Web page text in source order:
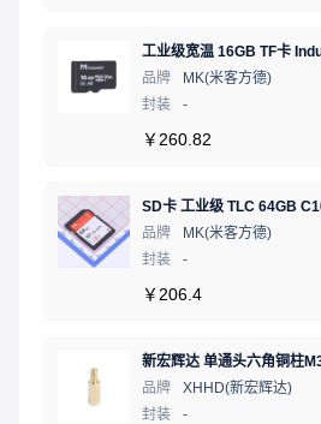
品牌
MK(米客方德)
封装
-
￥ 260.82
品牌
MK(米客方德)
封装
-
￥ 206.4
品牌
XHHD(新宏辉达)
封装
-